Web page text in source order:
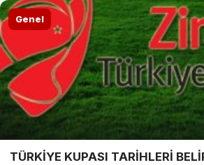
Genel
TÜRKİYE KUPASI TARİHLERİ